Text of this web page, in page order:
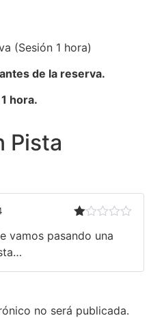
(Sesión 1 hora)
de la reserva.
hora.
Pista
con
5
vamos pasando una
no será publicada.